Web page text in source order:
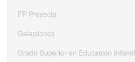
FP Proyecta
Galardones
Grado Superior en Educación Infantil